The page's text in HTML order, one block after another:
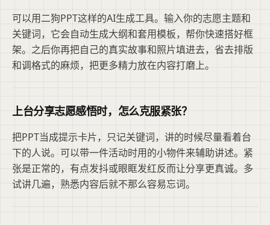
可以用二狗PPT这样的AI生成工具。输入你的志愿主题和
关键词，它会自动生成大纲和套用模板，帮你快速搭好框
架。之后你再把自己的真实故事和照片填进去，省去排版
和调格式的麻烦，把更多精力放在内容打磨上。
上台分享志愿感悟时，怎么克服紧张？
把PPT当成提示卡片，只记关键词，讲的时候尽量看着台
下的人说。可以带一件活动时用的小物件来辅助讲述。紧
张是正常的，有点发抖或眼眶发红反而让分享更真诚。多
试讲几遍，熟悉内容后就不那么容易忘词。